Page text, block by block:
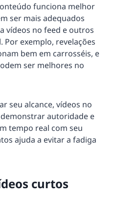
funciona melhor
ser mais adequados
vídeos no feed e outros
Por exemplo, revelações
bem em carrosséis, e
ser melhores no
seu alcance, vídeos no
autoridade e
tempo real com seu
ajuda a evitar a fadiga
curtos